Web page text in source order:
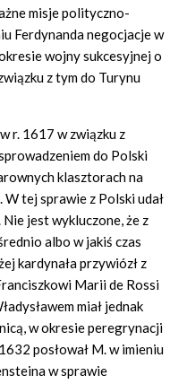
misje polityczno-
Ferdynanda negocjacje w
wojny sukcesyjnej o
z tym do Turynu
r. 1617 w związku z
do Polski
klasztorach na
tej sprawie z Polski udał
Nie jest wykluczone, że z
albo w jakiś czas
kardynała przywiózł z
Mariide Rossi
miał jednak
w okresie peregrynacji
posłował M. w imieniu
w sprawie